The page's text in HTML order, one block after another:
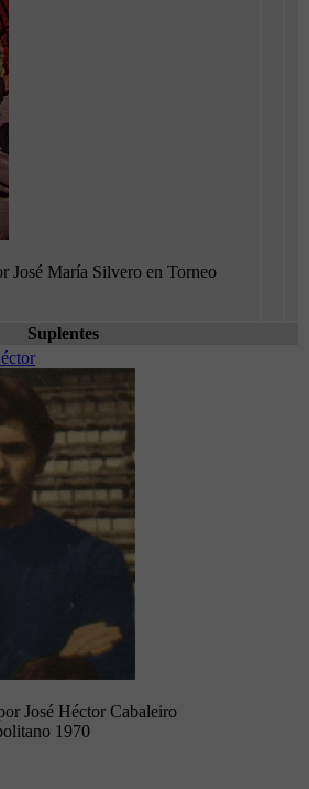
José María Silvero en Torneo
Suplentes
José Héctor Cabaleiro
1970